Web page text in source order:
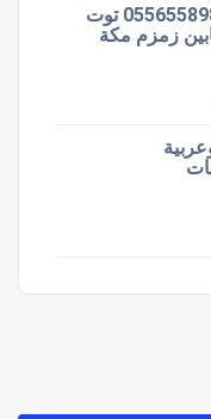
زمازمة جدة 0556558989 توت
زمزم مكة